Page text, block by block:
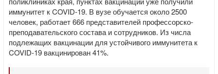
иммунитет к COVID-19. В вузе обучается около 2500
человек, работает 666 представителей профессорско-
преподавательского состава и сотрудников. Из числа
подлежащих вакцинации для устойчивого иммунитета к
COVID-19 вакцинирован 41%.